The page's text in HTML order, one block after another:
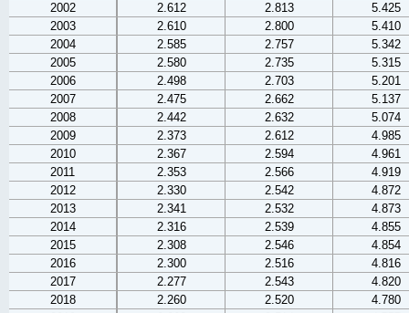
2002
2.612 2.813
5.425
2003
2.610 2.800
5.410
2004
2.585 2.757
5.342
2005
2.580 2.735
5.315
2006
2.498 2.703
5.201
2007
2.475 2.662
5.137
2008
2.442 2.632
5.074
2009
2.373 2.612
4.985
2010
2.367 2.594
4.961
2011
2.353 2.566
4.919
2012
2.330 2.542
4.872
2013
2.341 2.532
4.873
2014
2.316 2.539
4.855
2015
2.308 2.546
4.854
2016
2.300 2.516
4.816
2017
2.277 2.543
4.820
2018
2.260 2.520
4.780